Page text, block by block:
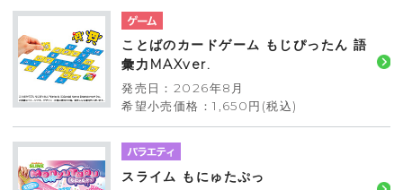
ことばのカードゲーム もじぴったん 語
彙力MAXver.
発売日：2026年8月
希望小売価格：1,650円(税込)
スライム もにゅたぷっ